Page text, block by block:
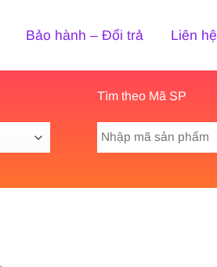
Bảo hành – Đổi trả Liên hệ
Tìm theo Mã SP
Tìm